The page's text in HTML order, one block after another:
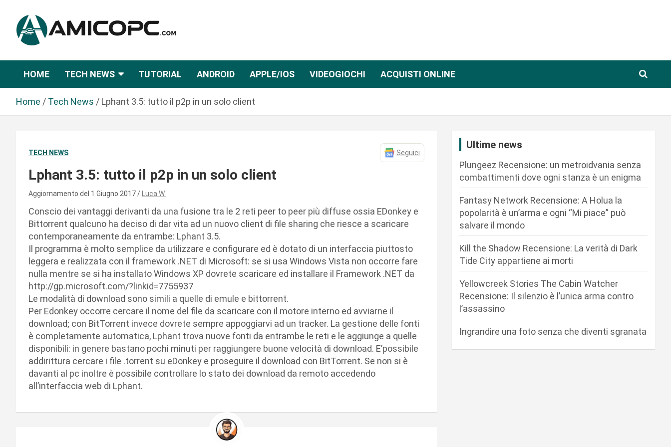
n
Amicopc.com
HOME TECH NEWS TUTORIAL ANDROID APPLE/IOS VIDEOGIOCHI ACQUISTI ONLINE
Home Tech News Lphant 3.5: tutto il p2p in un solo client
TECH NEWS Seguici
Lphant 3.5: tutto il p2p in un solo client
Aggiornamento del 1 Giugno 2017 Luca W.
Conscio dei vantaggi derivanti da una fusione tra le 2 reti peer to peer più diffuse ossia EDonkey e
Bittorrent qualcuno ha deciso di dar vita ad un nuovo client di file sharing che riesce a scaricare
contemporaneamente da entrambe: Lphant 3.5.
Il programma è molto semplice da utilizzare e configurare ed è dotato di un interfaccia piuttosto
leggera e realizzata con il framework .NET di Microsoft: se si usa Windows Vista non occorre fare
nulla mentre se si ha installato Windows XP dovrete scaricare ed installare il Framework .NET da
http://gp.microsoft.com/?linkid=7755937
Le modalità di download sono simili a quelle di emule e bittorrent.
Per Edonkey occorre cercare il nome del file da scaricare con il motore interno ed avviarne il
download; con BitTorrent invece dovrete sempre appoggiarvi ad un tracker. La gestione delle fonti
è completamente automatica, Lphant trova nuove fonti da entrambe le reti e le aggiunge a quelle
disponibili: in genere bastano pochi minuti per raggiungere buone velocità di download. E’possibile
addirittura cercare i file .torrent su eDonkey e proseguire il download con BitTorrent. Se non si è
davanti al pc inoltre è possibile controllare lo stato dei download da remoto accedendo
all’interfaccia web di Lphant.
Ultime news
Plungeez Recensione: un metroidvania senza
combattimenti dove ogni stanza è un enigma
Fantasy Network Recensione: A Holua la
popolarità è un’arma e ogni “Mi piace” può
salvare il mondo
Kill the Shadow Recensione: La verità di Dark
Tide City appartiene ai morti
Yellowcreek Stories The Cabin Watcher
Recensione: Il silenzio è l’unica arma contro
l’assassino
Ingrandire una foto senza che diventi sgranata